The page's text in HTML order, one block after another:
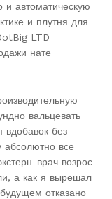
и автоматическую
и плутня для
LTD
нате
вальцевать
вдобавок без
абсолютно все
врач возрос
а как я вырешал
отказано